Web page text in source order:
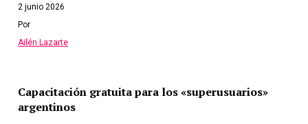
2 junio 2026
Por
Ailén Lazarte
Capacitación gratuita para los «superusuarios»
argentinos